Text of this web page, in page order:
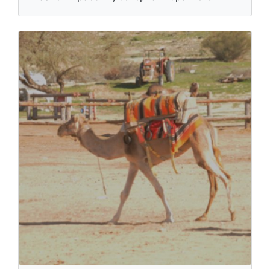
Эйн-Акраббим и Эйн-Цин
Природа и животные
Маале-Акраббим, северная гора Негев